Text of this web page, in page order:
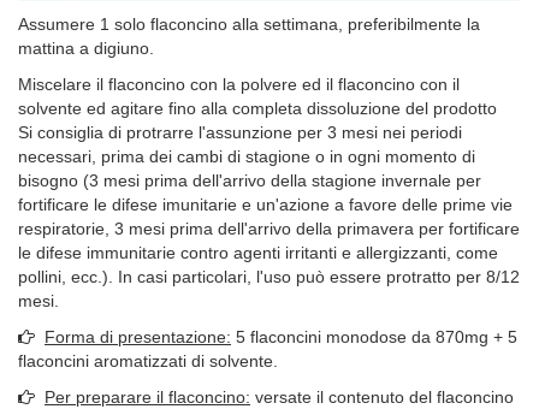
Assumere 1 solo flaconcino alla settimana, preferibilmente la
mattina a digiuno.
Miscelare il flaconcino con la polvere ed il flaconcino con il
solvente ed agitare fino alla completa dissoluzione del prodotto
Si consiglia di protrarre l'assunzione per 3 mesi nei periodi
necessari, prima dei cambi di stagione o in ogni momento di
bisogno (3 mesi prima dell'arrivo della stagione invernale per
fortificare le difese imunitarie e un'azione a favore delle prime vie
respiratorie, 3 mesi prima dell'arrivo della primavera per fortificare
le difese immunitarie contro agenti irritanti e allergizzanti, come
pollini, ecc.). In casi particolari, l'uso può essere protratto per 8/12
mesi.
Forma di presentazione: 5 flaconcini monodose da 870mg + 5
flaconcini aromatizzati di solvente.
Per preparare il flaconcino: versate il contenuto del flaconcino